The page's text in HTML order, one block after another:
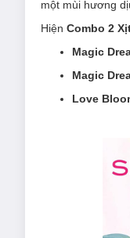
một mùi hương
Hiện Combo 2
Magic
Magic
Love